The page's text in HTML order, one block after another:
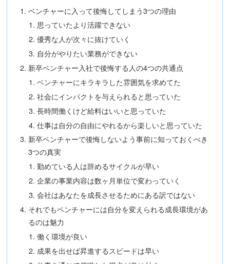
ベンチャーに入って後悔してしまう3つの理由
思っていたより活躍できない
優秀な人が次々に抜けていく
自分がやりたい業務ができない
新卒ベンチャー入社で後悔する人の4つの共通点
ベンチャーにキラキラした雰囲気を求めてた
社会にインパクトを与えられると思っていた
長時間働くけど給料はいいと思っていた
仕事は自分の自由にやれるから楽しいと思っていた
新卒ベンチャーで後悔しないよう事前に知っておくべき
3つの真実
勤めている人は辞めるサイクルが早い
企業の事業内容は数ヶ月単位で変わっていく
会社はあなたを成長させるためにある訳ではない
それでもベンチャーには自分を変えられる成長環境があ
るのは魅力
働く環境が良い
成果を出せば昇進するスピードは早い